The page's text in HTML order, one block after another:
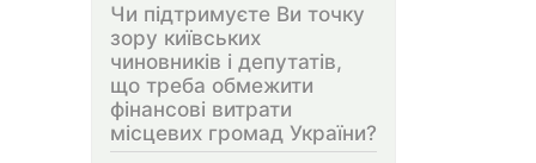
Чи підтримуєте Ви точку
зору київських
чиновників і депутатів,
що треба обмежити
фінансові витрати
місцевих громад України?